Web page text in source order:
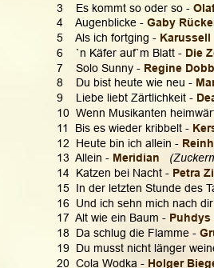
3    Es kommt so oder so -
4    Augenblicke - Gaby
5    Als ich fortging -
6    `n Käfer auf`m Blatt - Die
7    Solo Sunny - Regine
8    Du bist heute wie neu -
9    Liebe liebt Zärtlichkeit -
10  Wenn Musikanten
11  Bis es wieder kribbelt -
12  Heute bin ich allein -
13  Allein - Meridian
14  Katzen bei Nacht - Petra
15  In der letzten Stunde des
16  Und ich sehn mich nach
17  Alt wie ein Baum - Puhdys
18  Da schlug die Flamme -
19  Du musst nicht länger
20  Cola Wodka - Holger